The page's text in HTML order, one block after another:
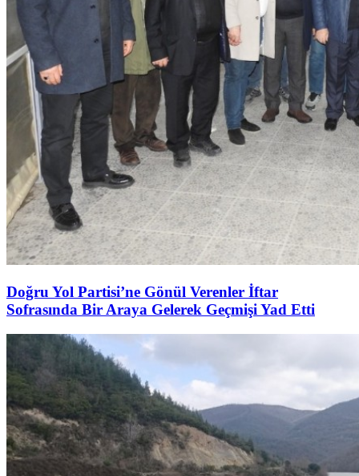
Doğru Yol Partisi’ne Gönül Verenler İftar
Sofrasında Bir Araya Gelerek Geçmişi Yad Etti